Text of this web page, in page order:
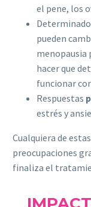
el pene, los
pueden
menopausia
hacer que
funcionar
Respuestas
estrés y
Cualquiera de
preocupaciones
finaliza el